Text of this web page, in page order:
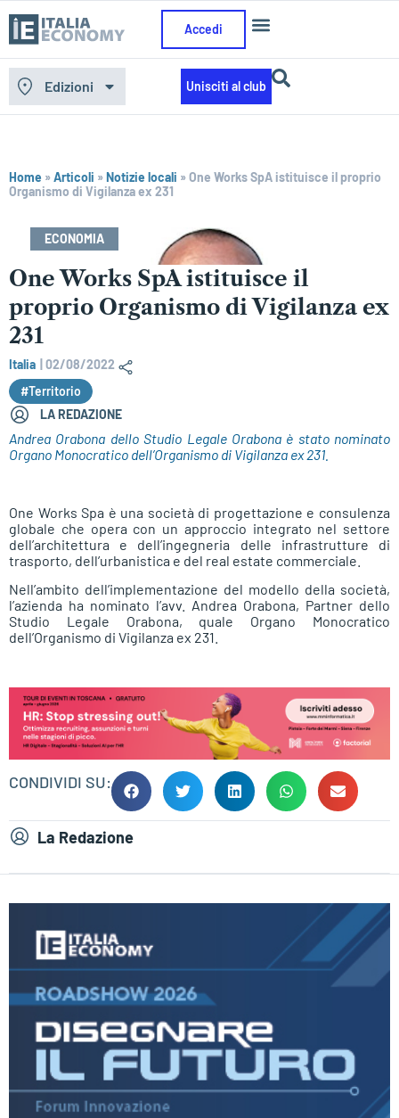
Accedi
Edizioni Unisciti al club
Home »Articoli »Notizie locali »One Works SpA istituisce il proprio
Organismo di Vigilanza ex 231
ECONOMIA
One Works SpA istituisce il
proprio Organismo di Vigilanza ex
231
Italia
02/08/2022
#Territorio
LA REDAZIONE
Andrea Orabona dello Studio Legale Orabona è stato nominato
Organo Monocratico dell’Organismo di Vigilanza ex 231.
One Works Spa è una società di progettazione e consulenza
globale che opera con un approccio integrato nel settore
dell’architettura e dell’ingegneria delle infrastrutture di
trasporto, dell’urbanistica e del real estate commerciale.
Nell’ambito dell’implementazione del modello della società,
l’azienda ha nominato l’avv. Andrea Orabona, Partner dello
Studio Legale Orabona, quale Organo Monocratico
dell’Organismo di Vigilanza ex 231.
CONDIVIDI SU:
La Redazione